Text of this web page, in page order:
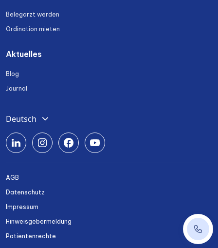
Belegarzt werden
Ordination mieten
Aktuelles
Blog
Journal
Deutsch
English
Română
Български
Українська
AGB
Datenschutz
Impressum
Hinweisgebermeldung
Patientenrechte
+43